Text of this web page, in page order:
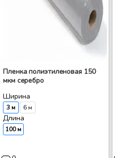
Пленка полиэтиленовая 150
мкм серебро
Ширина
3 м 6 м
Длина
100 м